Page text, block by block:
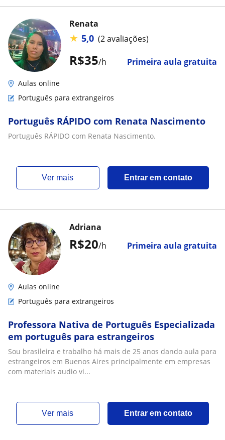
R$35/h Primeira aula gratuita
Renata
★ 5,0 (2 avaliações)
Aulas online
Português para extrangeiros
Português RÁPIDO com Renata Nascimento
Português RÁPIDO com Renata Nascimento.
ver mais Entrar em contato
R$20/h Primeira aula gratuita
Adriana
Aulas online
Português para extrangeiros
Professora Nativa de Português Especializada
em português para estrangeiros
Sou brasileira e trabalho há mais de 25 anos dando aula para
estrangeiros em Buenos Aires principalmente em empresas
com materiais audio vi...
ver mais Entrar em contato